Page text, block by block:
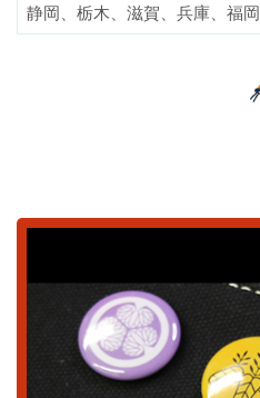
静岡、栃木、滋賀、兵庫、福岡